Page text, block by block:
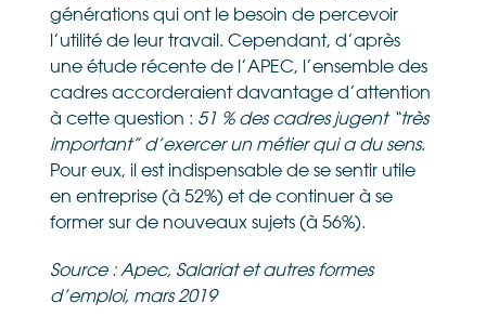
générations qui ont le besoin de percevoir
l’utilité de leur travail. Cependant, d’après
une étude récente de l’APEC, l’ensemble des
cadres accorderaient davantage d’attention
à cette question : 51 % des cadres jugent “très
important” d’exercer un métier qui a du sens.
Pour eux, il est indispensable de se sentir utile
en entreprise (à 52%) et de continuer à se
former sur de nouveaux sujets (à 56%).
Source : Apec, Salariat et autres formes
d’emploi, mars 2019